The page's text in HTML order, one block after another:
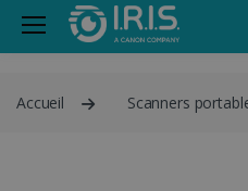
Accueil Scanners